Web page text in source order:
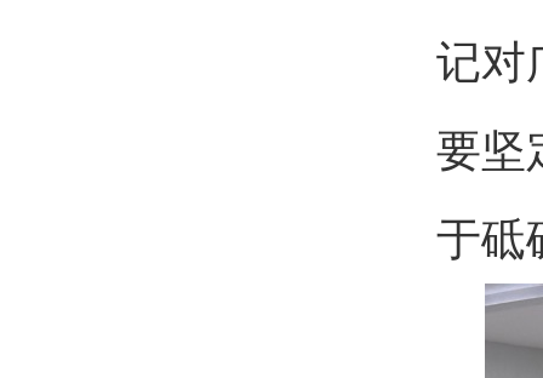
记对
要坚
于砥